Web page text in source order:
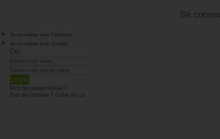
Se
Se connecter avec Facebook
Se connecter avec Google
Ou
Login
Mot de passe oublié ?
Pas de compte ? Créer en un